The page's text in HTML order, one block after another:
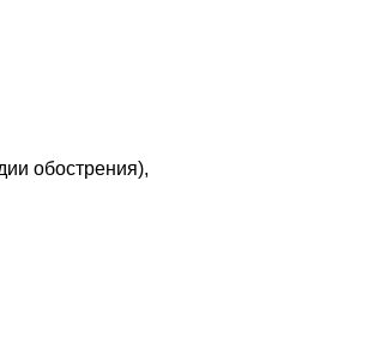
обострения),